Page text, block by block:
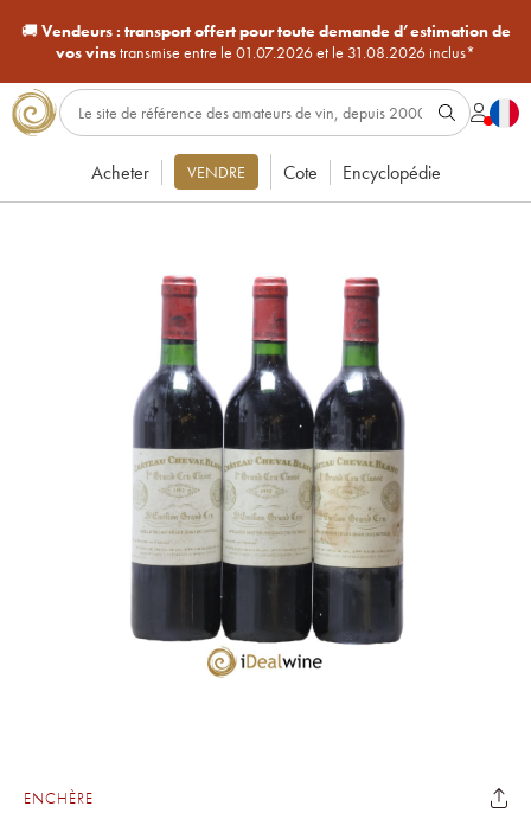
🚚Vendeurs : transport offert pour toute demande d’estimation de
vos vinstransmise entre le 01.07.2026 et le 31.08.2026 inclus*
Acheter VENDRE Cote Encyclopédie
ENCHÈRE